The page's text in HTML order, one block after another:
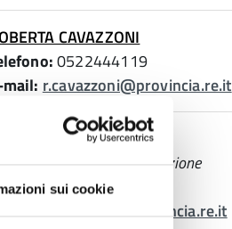
sui cookie
CAVAZZONI
0522444119
r.cavazzoni@provincia.re.it
ROBERTA GUGLIELMI
di Elevata Qualificazione
0522444300
r.guglielmi@provincia.re.it